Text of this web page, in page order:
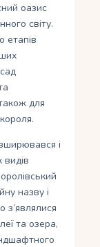
оазис
світу.
етапів
для
і
видів
назву і
з’являлися
та озера,